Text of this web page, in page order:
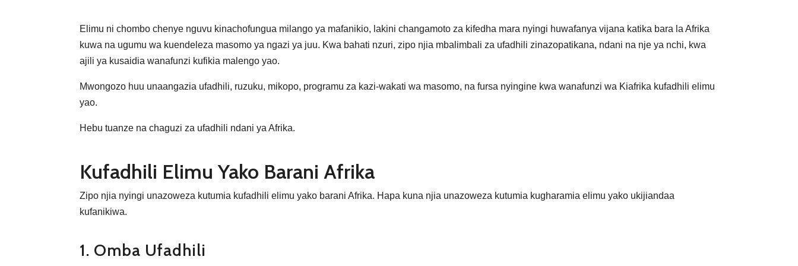
Elimu ni chombo chenye nguvu kinachofungua milango ya mafanikio, lakini changamoto za kifedha mara nyingi huwafanya vijana katika bara la Afrika
kuwa na ugumu wa kuendeleza masomo ya ngazi ya juu. Kwa bahati nzuri, zipo njia mbalimbali za ufadhili zinazopatikana, ndani na nje ya nchi, kwa
ajili ya kusaidia wanafunzi kufikia malengo yao.
Mwongozo huu unaangazia ufadhili, ruzuku, mikopo, programu za kazi-wakati wa masomo, na fursa nyingine kwa wanafunzi wa Kiafrika kufadhili elimu
yao.
Hebu tuanze na chaguzi za ufadhili ndani ya Afrika.
Kufadhili Elimu Yako Barani Afrika
Zipo njia nyingi unazoweza kutumia kufadhili elimu yako barani Afrika. Hapa kuna njia unazoweza kutumia kugharamia elimu yako ukijiandaa
kufanikiwa.
1. Omba Ufadhili